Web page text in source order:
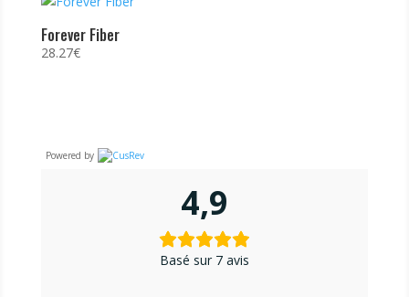
Forever Fiber
28.27€
Powered by
4,9
Basé sur 7 avis